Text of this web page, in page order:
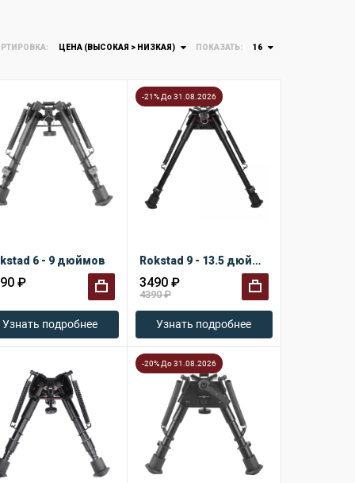
ЦЕНА (ВЫСОКАЯ > НИЗКАЯ) ПОКАЗАТЬ: 16
6 - 9 дюймов
₽
Узнать подробнее
-21% До 31.08.2026
Rokstad 9 - 13.5 дюймов
3490 ₽
4390 ₽
Узнать подробнее
-20% До 31.08.2026